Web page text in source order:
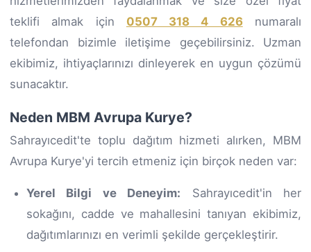
teklifi almak için 0507 318 4 626numaralı
telefondan bizimle iletişime geçebilirsiniz. Uzman
ekibimiz, ihtiyaçlarınızı dinleyerek en uygun çözümü
sunacaktır.
Neden MBM Avrupa Kurye?
Sahrayıcedit'te toplu dağıtım hizmeti alırken, MBM
Avrupa Kurye'yi tercih etmeniz için birçok neden var:
Yerel Bilgi ve Deneyim: Sahrayıcedit'in her
sokağını, cadde ve mahallesini tanıyan ekibimiz,
dağıtımlarınızı en verimli şekilde gerçekleştirir.